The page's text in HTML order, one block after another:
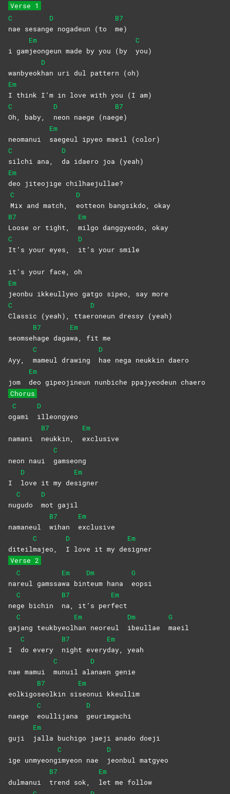
Verse 1
C
nae sesang
D
e nogadeun (to
B7
me)
i gam
Em
jeongeun made by you (by
C
you)
wanbyeok
D
han uri dul pattern (oh)
Em
I think I’m in love with you (I am)
C
Oh, baby,
D
neon naege (nae
B7
ge)
neomanui
Em
saegeul ipyeo maeil (color)
C
silchi ana,
D
da idaero joa (yeah)
Em
deo jiteojige chilhaejullae?
C
Mix and match,
D
eotteon bangsikdo, okay
B7
Loose or tight,
Em
milgo danggyeodo, okay
C
It’s your eyes,
D
it’s your smile
it’s your face, oh
Em
jeonbu ikkeullyeo gatgo sipeo, say more
C
Classic (yeah), ttae
D
roneun dressy (yeah)
seomse
B7
hage daga
Em
wa, fit me
Ayy,
C
mameul drawing
D
hae nega neukkin daero
jom
Em
deo gipeojineun nunbiche ppajyeodeun chaero
Chorus
o
C
gami
D
illeongyeo
namani
B7
neukkin,
Em
exclusive
neon naui
C
gamseong
I
D
love it my de
Em
signer
nu
C
gudo
D
mot gajil
namaneul
B7
wihan
Em
exclusive
diteil
C
majeo,
D
I love it my de
Em
signer
Verse 2
na
C
reul gamssa
Em
wa bin
Dm
teum hana
G
eopsi
ne
C
ge bichin
B7
na, it’s per
Em
fect
ga
C
jang teukbyeol
Em
han neoreul
Dm
ibeullae
G
maeil
I
C
do every
B7
night every
Em
day, yeah
nae mamui
C
munuil al
D
anaen genie
eolkigo
B7
seolkin si
Em
seonui kkeullim
naege
C
eoullijana
D
geurimgachi
guji
Em
jalla buchigo jaeji anado doeji
ige unmyeong
C
imyeon nae
D
jeonbul matgyeo
dulmanui
B7
trend sok,
Em
let me follow